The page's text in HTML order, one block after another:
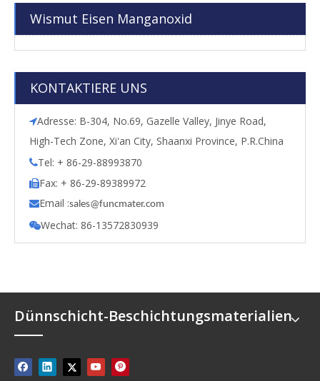
Wismut Eisen Manganoxid
KONTAKTIERE UNS
Adresse: B-304, No.69, Gazelle Valley, Jinye Road,
High-Tech Zone, Xi'an City, Shaanxi Province, P.R.China
Tel: + 86-29-88993870
Fax: + 86-29-89389972
Email :sales@funcmater.com
Wechat: 86-13572830939
Dünnschicht-Beschichtungsmaterialien